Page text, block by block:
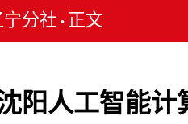
宁分社 • 正文
阳人工智能计